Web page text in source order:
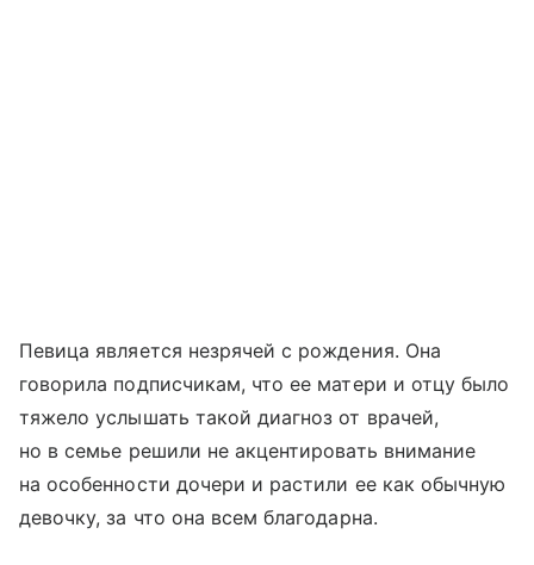
Певица является незрячей с рождения. Она
говорила подписчикам, что ее матери и отцу было
тяжело услышать такой диагноз от врачей,
но в семье решили не акцентировать внимание
на особенности дочери и растили ее как обычную
девочку, за что она всем благодарна.